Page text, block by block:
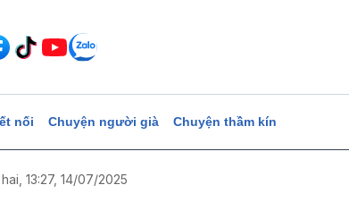
nối Chuyện người già Chuyện thầm kín
13:27, 14/07/2025